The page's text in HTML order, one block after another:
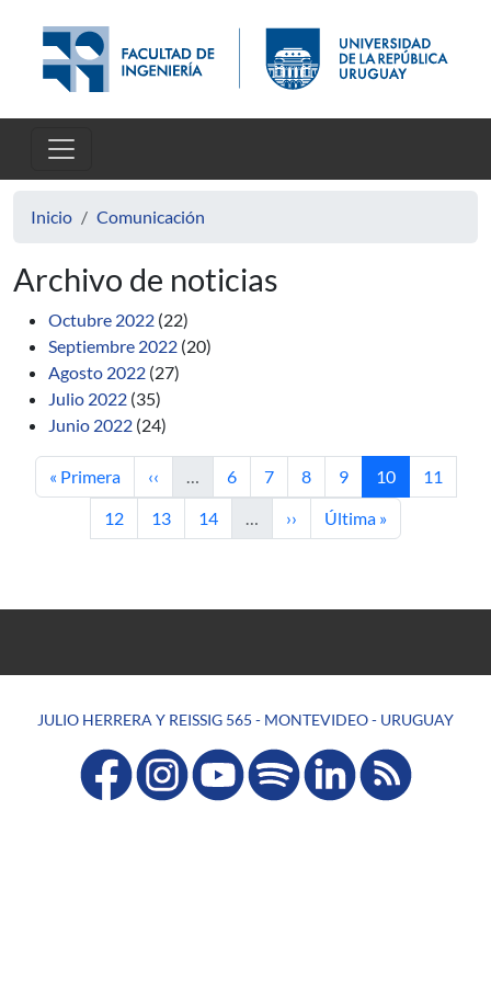
Inicio Comunicación
Archivo de noticias
Octubre 2022 (22)
Septiembre 2022 (20)
Agosto 2022 (27)
Julio 2022 (35)
Junio 2022 (24)
Primera página
« Primera Página anterior
‹‹ … Página
6 Página
7 Página
8 Página
9 Página actual
10 Página
11
Página
12 Página
13 Página
14 … Siguiente página
›› Última página
Última »
JULIO HERRERA Y REISSIG 565 - MONTEVIDEO - URUGUAY